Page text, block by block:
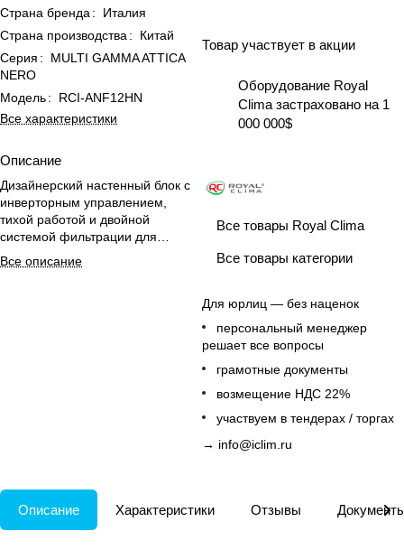
Страна бренда :
Италия
Страна производства :
Китай
Серия :
MULTI GAMMA ATTICA
NERO
Модель:
RCI-ANF12HN
Все характеристики
Описание
Дизайнерский настенный блок с
инверторным управлением,
тихой работой и двойной
системой фильтрации для
комфортного офиса и дома.
Все описание
Товар участвует в акции
Оборудование Royal
Clima застраховано на 1
000 000$
Все товары Royal Clima
Все товары категории
Для юрлиц — без наценок
персональный менеджер
решает все вопросы
грамотные документы
возмещение НДС 22%
участвуем в тендерах / торгах
→ info@iclim.ru
Описание Характеристики Отзывы